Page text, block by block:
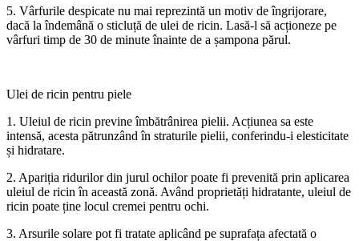
5. Vârfurile despicate nu mai reprezintă un motiv de îngrijorare,
dacă la îndemână o sticluță de ulei de ricin. Lasă-l să acționeze pe
vârfuri timp de 30 de minute înainte de a șampona părul.
Ulei de ricin pentru piele
1. Uleiul de ricin previne îmbătrânirea pielii. Acțiunea sa este
intensă, acesta pătrunzând în straturile pielii, conferindu-i elesticitate
și hidratare.
2. Apariția ridurilor din jurul ochilor poate fi prevenită prin aplicarea
uleiul de ricin în această zonă. Având proprietăți hidratante, uleiul de
ricin poate ține locul cremei pentru ochi.
3. Arsurile solare pot fi tratate aplicând pe suprafața afectată o